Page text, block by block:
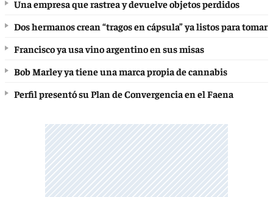
Una empresa que rastrea y devuelve objetos perdidos
Dos hermanos crean “tragos en cápsula” ya listos para tomar
Francisco ya usa vino argentino en sus misas
Bob Marley ya tiene una marca propia de cannabis
Perfil presentó su Plan de Convergencia en el Faena